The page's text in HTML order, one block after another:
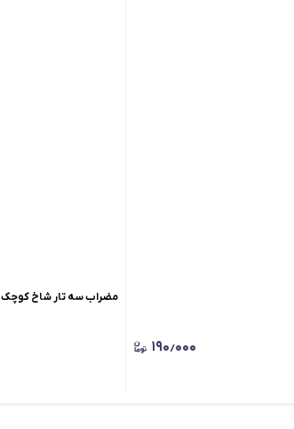
۱۹۰٫۰۰۰
مضراب سه تار شاخ کوچک